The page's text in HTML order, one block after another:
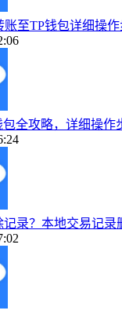
至TP钱包详细操
包全攻略，详细操作
记录？本地交易记录